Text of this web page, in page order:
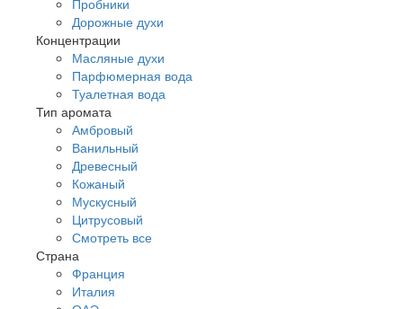
Дорожные духи
Концентрации
Масляные духи
Парфюмерная вода
Туалетная вода
Тип аромата
Амбровый
Ванильный
Древесный
Кожаный
Мускусный
Цитрусовый
Смотреть все
Страна
Франция
Италия